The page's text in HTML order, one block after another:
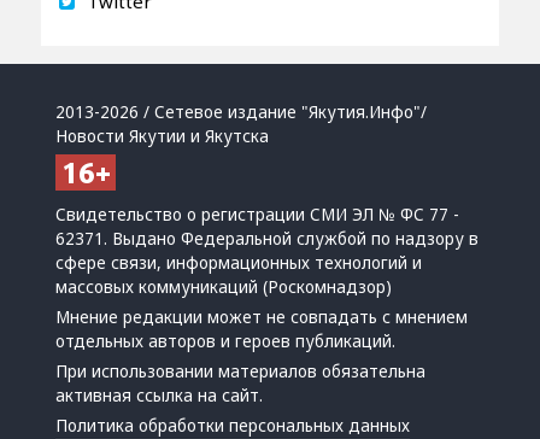
2013-2026 / Сетевое издание "Якутия.Инфо"/
Новости Якутии и Якутска
Свидетельство о регистрации СМИ ЭЛ № ФС 77 -
62371. Выдано Федеральной службой по надзору в
сфере связи, информационных технологий и
массовых коммуникаций (Роскомнадзор)
Мнение редакции может не совпадать с мнением
отдельных авторов и героев публикаций.
При использовании материалов обязательна
активная ссылка на сайт.
Политика обработки персональных данных